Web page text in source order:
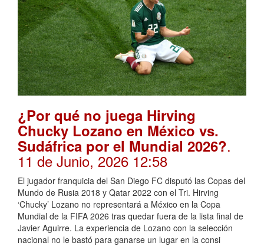
¿Por qué no juega Hirving
Chucky Lozano en México vs.
Sudáfrica por el Mundial 2026?.
11 de Junio, 2026 12:58
El jugador franquicia del San Diego FC disputó las Copas del
Mundo de Rusia 2018 y Qatar 2022 con el Tri. Hirving
‘Chucky’ Lozano no representará a México en la Copa
Mundial de la FIFA 2026 tras quedar fuera de la lista final de
Javier Aguirre. La experiencia de Lozano con la selección
nacional no le bastó para ganarse un lugar en la consi